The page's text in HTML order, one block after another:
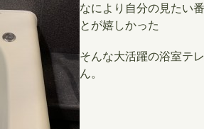
なにより自分の見たい
とが嬉しかった
そんな大活躍の浴室テ
ん。